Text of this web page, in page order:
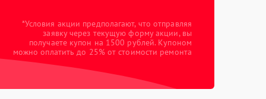
*Условия акции предполагают, что отправляя
заявку через текущую форму акции, вы
получаете купон на 1500 рублей. Купоном
можно оплатить до 25% от стоимости ремонта